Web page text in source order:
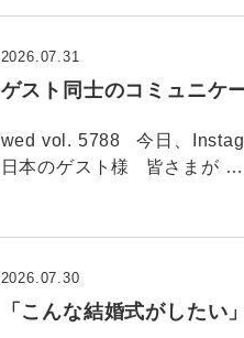
ゲスト同士のコミュニケ
2026.07.31
wed vol. 5788 今日、
日本のゲスト様 皆さまが …
「こんな結婚式がしたい
2026.07.30